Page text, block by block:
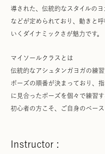
導された、伝統的なスタイルの
などが定められており、動きと
いくダイナミックさが魅力です。
マイソールクラスとは
伝統的なアシュタンガヨガの練習
ポーズの順番が決まっており、
に見合ったポーズを個々で練習
初心者の方こそ、ご自身のペース
Instructor :